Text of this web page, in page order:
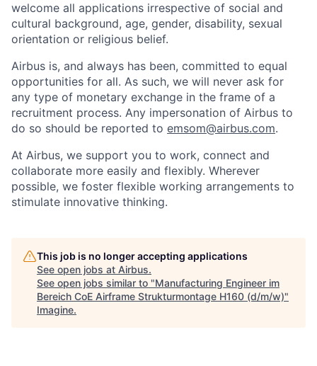
welcome all applications irrespective of social and
cultural background, age, gender, disability, sexual
orientation or religious belief.
Airbus is, and always has been, committed to equal
opportunities for all. As such, we will never ask for
any type of monetary exchange in the frame of a
recruitment process. Any impersonation of Airbus to
do so should be reported to emsom@airbus.com.
At Airbus, we support you to work, connect and
collaborate more easily and flexibly. Wherever
possible, we foster flexible working arrangements to
stimulate innovative thinking.
This job is no longer accepting applications
See open jobs at Airbus.
See open jobs similar to "Manufacturing Engineer im
Bereich CoE Airframe Strukturmontage H160 (d/m/w)"
Imagine.